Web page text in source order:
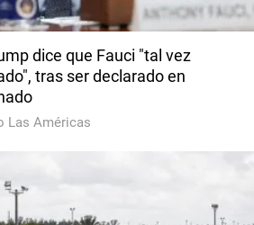
dice que Fauci "tal vez
tras ser declarado en
Las Américas